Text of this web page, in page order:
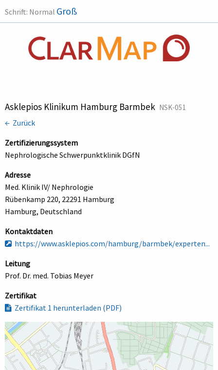
Schrift: Normal Groß
Asklepios Klinikum Hamburg Barmbek NSK-051
← Zurück
Zertifizierungssystem
Nephrologische Schwerpunktklinik DGfN
Adresse
Med. Klinik IV/ Nephrologie
Rübenkamp 220, 22291 Hamburg
Hamburg, Deutschland
Kontaktdaten
https://www.asklepios.com/hamburg/barmbek/experten...
Leitung
Prof. Dr. med. Tobias Meyer
Zertifikat
Zertifikat 1 herunterladen (PDF)